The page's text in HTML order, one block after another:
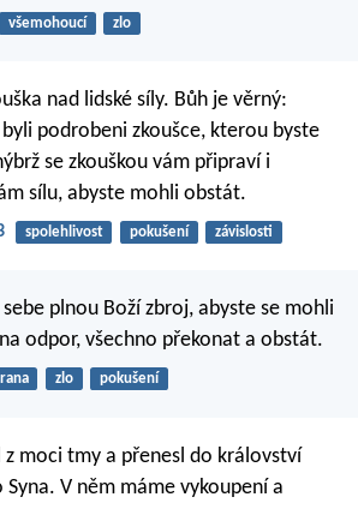
všemohoucí zlo
nad lidské síly. Bůh je věrný:
podrobeni zkoušce, kterou byste
se zkouškou vám připraví i
sílu, abyste mohli obstát.
spolehlivost pokušení závislosti
plnou Boží zbroj, abyste se mohli
odpor, všechno překonat a obstát.
zlo pokušení
z moci tmy a přenesl do království
V něm máme vykoupení a